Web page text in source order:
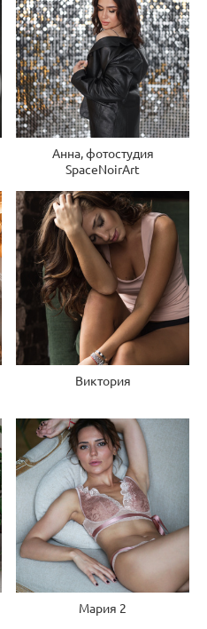
Анна, фотостудия
SpaceNoirArt
Виктория
Мария 2